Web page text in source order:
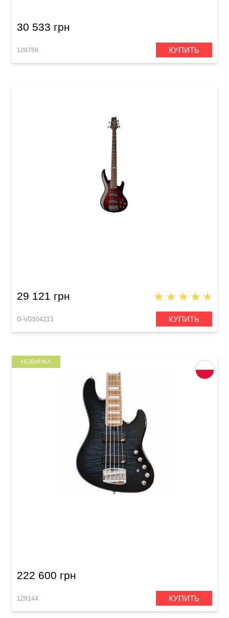
30 533 грн
128759 КУПИТЬ
29 121 грн
G-VG504213 КУПИТЬ
НОВИНКА
222 600 грн
128144 КУПИТЬ